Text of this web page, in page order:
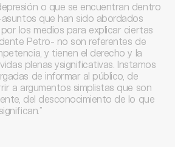
o que se encuentran dentro
que han sido abordados
los medios para explicar ciertas
Petro- no son referentes de
y tienen el derecho y la
plenas ysignificativas. Instamos
de informar al público, de
a argumentos simplistas que son
del desconocimiento de lo que